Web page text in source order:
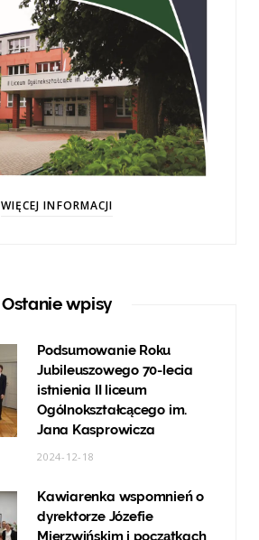
WIĘCEJ INFORMACJI
Ostanie wpisy
Podsumowanie Roku
Jubileuszowego 70-lecia
istnienia II liceum
Ogólnokształcącego im.
Jana Kasprowicza
2024-12-18
Kawiarenka wspomnień o
dyrektorze Józefie